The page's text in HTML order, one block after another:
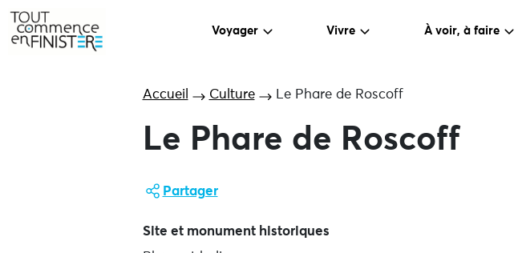
Voyager Vivre À voir, à faire
Accueil Culture Le Phare de Roscoff
Le Phare de Roscoff
Partager
Site et monument historiques